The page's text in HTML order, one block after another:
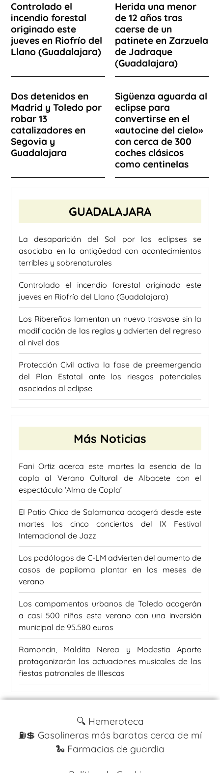
Controlado el
incendio forestal
originado este
jueves en Riofrío del
Llano (Guadalajara)
Herida una menor
de 12 años tras
caerse de un
patinete en Zarzuela
de Jadraque
(Guadalajara)
Dos detenidos en
Madrid y Toledo por
robar 13
catalizadores en
Segovia y
Guadalajara
Sigüenza aguarda al
eclipse para
convertirse en el
«autocine del cielo»
con cerca de 300
coches clásicos
como centinelas
GUADALAJARA
La desaparición del Sol por los eclipses se
asociaba en la antigüedad con acontecimientos
terribles y sobrenaturales
Controlado el incendio forestal originado este
jueves en Riofrío del Llano (Guadalajara)
Los Ribereños lamentan un nuevo trasvase sin la
modificación de las reglas y advierten del regreso
al nivel dos
Protección Civil activa la fase de preemergencia
del Plan Estatal ante los riesgos potenciales
asociados al eclipse
Más Noticias
Fani Ortiz acerca este martes la esencia de la
copla al Verano Cultural de Albacete con el
espectáculo ‘Alma de Copla’
El Patio Chico de Salamanca acogerá desde este
martes los cinco conciertos del IX Festival
Internacional de Jazz
Los podólogos de C-LM advierten del aumento de
casos de papiloma plantar en los meses de
verano
Los campamentos urbanos de Toledo acogerán
a casi 500 niños este verano con una inversión
municipal de 95.580 euros
Ramoncín, Maldita Nerea y Modestia Aparte
protagonizarán las actuaciones musicales de las
fiestas patronales de Illescas
🔍 Hemeroteca
⛽️💲 Gasolineras más baratas cerca de mí
🐍 Farmacias de guardia